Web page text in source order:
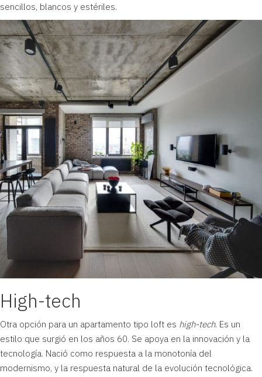
sencillos, blancos y estériles.
High-tech
Otra opción para un apartamento tipo loft es high-tech. Es un
estilo que surgió en los años 60. Se apoya en la innovación y la
tecnología. Nació como respuesta a la monotonía del
modernismo, y la respuesta natural de la evolución tecnológica.